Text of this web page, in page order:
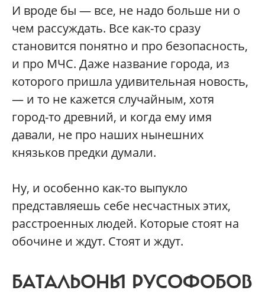
И вроде бы — все, не надо больше ни о
чем рассуждать. Все как-то сразу
становится понятно и про безопасность,
и про МЧС. Даже название города, из
которого пришла удивительная новость,
— и то не кажется случайным, хотя
город-то древний, и когда ему имя
давали, не про наших нынешних
князьков предки думали.
Ну, и особенно как-то выпукло
представляешь себе несчастных этих,
расстроенных людей. Которые стоят на
обочине и ждут. Стоят и ждут.
БАТАЛЬОНЫ РУСОФОБОВ